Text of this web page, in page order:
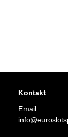
Kontakt
Email: